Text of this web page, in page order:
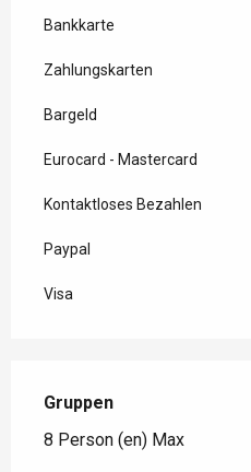
Bankkarte
Zahlungskarten
Bargeld
Eurocard - Mastercard
Kontaktloses Bezahlen
Paypal
Visa
Gruppen
Gruppen
8 Person (en) Max